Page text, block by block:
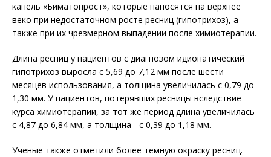
капель «Биматопрост», которые наносятся на верхнее
веко при недостаточном росте ресниц (гипотрихоз), а
также при их чрезмерном выпадении после химиотерапии.
Длина ресниц у пациентов с диагнозом идиопатический
гипотрихоз выросла с 5,69 до 7,12 мм после шести
месяцев использования, а толщина увеличилась с 0,79 до
1,30 мм. У пациентов, потерявших ресницы вследствие
курса химиотерапии, за тот же период длина увеличилась
с 4,87 до 6,84 мм, а толщина - с 0,39 до 1,18 мм.
Ученые также отметили более темную окраску ресниц.